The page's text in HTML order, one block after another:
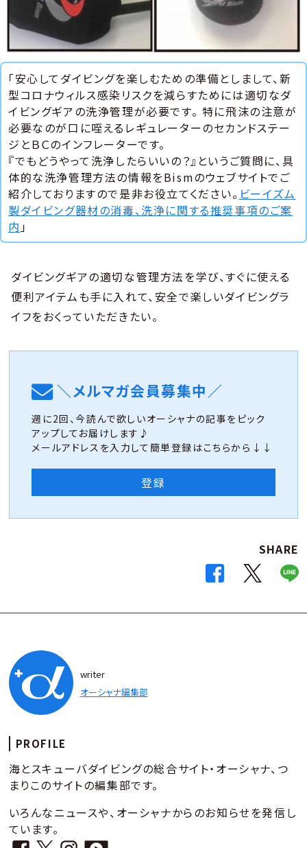
「安心してダイビングを楽しむための準備としまして、新
型コロナウィルス感染リスクを減らすためには適切なダ
イビングギアの洗浄管理が必要です。 特に飛沫の注意が
必要なのが口に咥えるレギュレーターのセカンドステー
ジとＢＣのインフレーターです。
『でもどうやって洗浄したらいいの？』というご質問に、具
体的な洗浄管理方法の情報をBismのウェブサイトでご
紹介しておりますので是非お役立てください。 ビーイズム
製ダイビング器材の消毒、洗浄に関する推奨事項のご案
内」
ダイビングギアの適切な管理方法を学び、すぐに使える
便利アイテムも手に入れて、安全で楽しいダイビングラ
イフをおくっていただきたい。
＼メルマガ会員募集中／
週に2回、今読んで欲しいオーシャナの記事をピック
アップしてお届けします♪
メールアドレスを入力して簡単登録はこちらから↓↓
登録
SHARE
writer
オーシャナ編集部
PROFILE
海とスキューバダイビングの総合サイト・オーシャナ、つ
まりこのサイトの編集部です。
いろんなニュースや、オーシャナからのお知らせを発信し
ています。